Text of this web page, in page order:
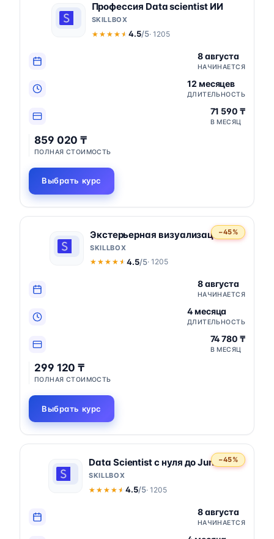
Профессия Data scientist ИИ
SKILLBOX
★★★★★
★★★★★ 4.5/5· 1205
8 августа
НАЧИНАЕТСЯ
12 месяцев
ДЛИТЕЛЬНОСТЬ
71 590 ₸
В МЕСЯЦ
859 020 ₸
ПОЛНАЯ СТОИМОСТЬ
Выбрать курс
−45%
Экстерьерная визуализация
SKILLBOX
★★★★★
★★★★★ 4.5/5· 1205
8 августа
НАЧИНАЕТСЯ
4 месяца
ДЛИТЕЛЬНОСТЬ
74 780 ₸
В МЕСЯЦ
299 120 ₸
ПОЛНАЯ СТОИМОСТЬ
Выбрать курс
−45%
Data Scientist с нуля до Junior
SKILLBOX
★★★★★
★★★★★4.5/5· 1205
8 августа
НАЧИНАЕТСЯ